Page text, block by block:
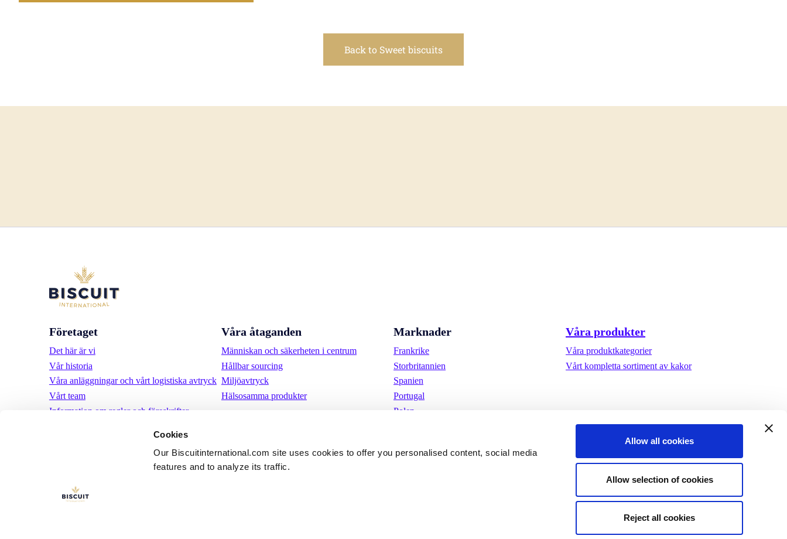
Cookies
Our Biscuitinternational.com site uses cookies to offer you personalised content, social media
features and to analyze its traffic.
Allow all cookies
Allow selection of cookies
Reject all cookies
Back to Sweet biscuits
Företaget
Det här är vi
Vår historia
Våra anläggningar och vårt logistiska avtryck
Vårt team
Information om regler och föreskrifter
Våra åtaganden
Människan och säkerheten i centrum
Hållbar sourcing
Miljöavtryck
Hälsosamma produkter
Marknader
Frankrike
Storbritannien
Spanien
Portugal
Polen
Sverige
Våra produkter
Våra produktkategorier
Vårt kompletta sortiment av kakor